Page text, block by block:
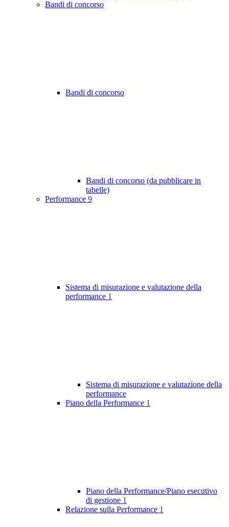
Bandi di concorso
Bandi di concorso
Bandi di concorso (da pubblicare in
tabelle)
Performance 9
Sistema di misurazione e valutazione della
performance 1
Sistema di misurazione e valutazione della
performance
Piano della Performance 1
Piano della Performance/Piano esecutivo
di gestione 1
Relazione sulla Performance 1